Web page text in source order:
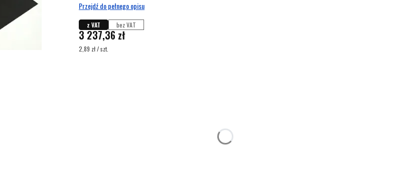
Przejdź do pełnego opisu
z VAT bez VAT
Cena
3 237,36 zł
2,89 zł / szt.